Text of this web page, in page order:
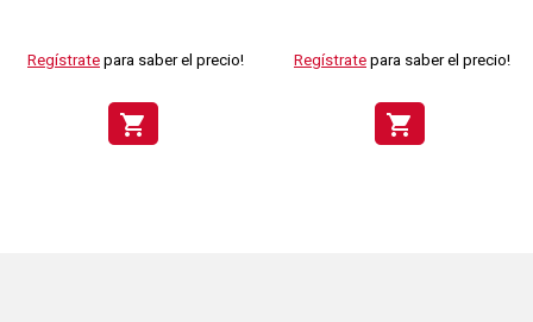
Regístrate para saber el precio!
shopping_cart
Regístrate para saber el precio!
shopping_cart